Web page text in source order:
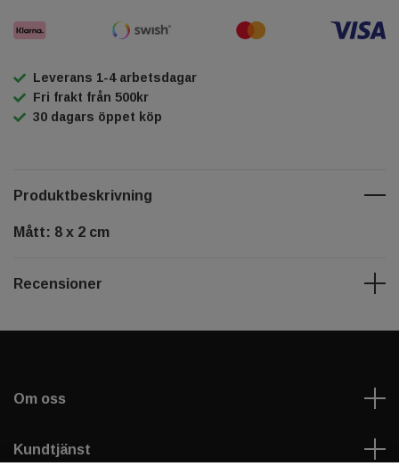
Leverans 1-4 arbetsdagar
Fri frakt från 500kr
30 dagars öppet köp
Produktbeskrivning
Mått: 8 x 2 cm
Recensioner
Om oss
Kundtjänst